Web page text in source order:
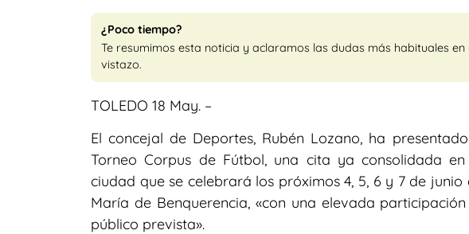
¿Poco tiempo?
Te resumimos esta noticia y aclaramos las dudas más habituales en
vistazo.
TOLEDO 18 May. –
El concejal de Deportes, Rubén Lozano, ha
Torneo Corpus de Fútbol, una cita ya consolidada
ciudad que se celebrará los próximos 4, 5, 6 y 7 de
María de Benquerencia, «con una elevada
público prevista».